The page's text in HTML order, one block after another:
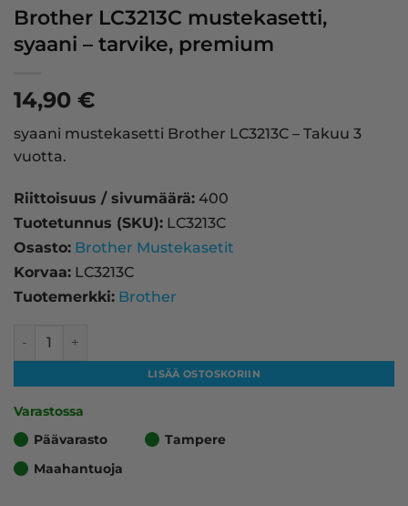
Brother LC3213C mustekasetti,
syaani – tarvike, premium
14,90 €
syaani mustekasetti Brother LC3213C – Takuu 3
vuotta.
Riittoisuus / sivumäärä: 400
Tuotetunnus (SKU): LC3213C
Osasto: Brother Mustekasetit
Korvaa: LC3213C
Tuotemerkki: Brother
Brother LC3213C mustekasetti, syaani – tarvike, premium
LISÄÄ OSTOSKORIIN
Varastossa
Päävarasto
Tampere
Maahantuoja